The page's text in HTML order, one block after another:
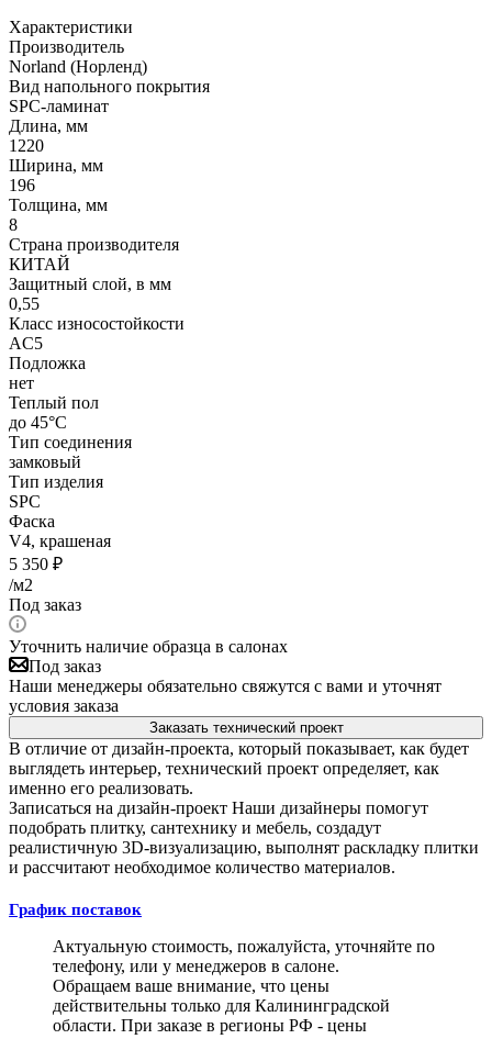
Характеристики
Производитель
Norland (Норленд)
Вид напольного покрытия
SPC-ламинат
Длина, мм
1220
Ширина, мм
196
Толщина, мм
8
Страна производителя
КИТАЙ
Защитный слой, в мм
0,55
Класс износостойкости
AC5
Подложка
нет
Теплый пол
до 45°C
Тип соединения
замковый
Тип изделия
SPC
Фаска
V4, крашеная
5 350 ₽
/м2
Под заказ
Уточнить наличие образца в салонах
Под заказ
Наши менеджеры обязательно свяжутся с вами и уточнят
условия заказа
Заказать технический проект
В отличие от дизайн-проекта, который показывает, как будет
выглядеть интерьер, технический проект определяет, как
именно его реализовать.
Записаться на дизайн-проект Наши дизайнеры помогут
подобрать плитку, сантехнику и мебель, создадут
реалистичную 3D-визуализацию, выполнят раскладку плитки
и рассчитают необходимое количество материалов.
График поставок
Актуальную стоимость, пожалуйста, уточняйте по
телефону, или у менеджеров в салоне.
Обращаем ваше внимание, что цены
действительны только для Калининградской
области. При заказе в регионы РФ - цены